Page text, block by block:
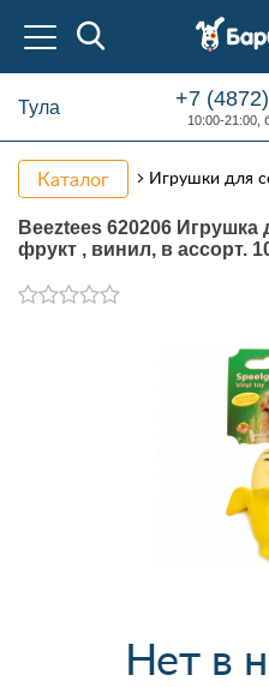
Тула +7
10:00-21:00,
Каталог Игрушки для
Beeztees 620206
фрукт , винил, в ассорт.
Нет в